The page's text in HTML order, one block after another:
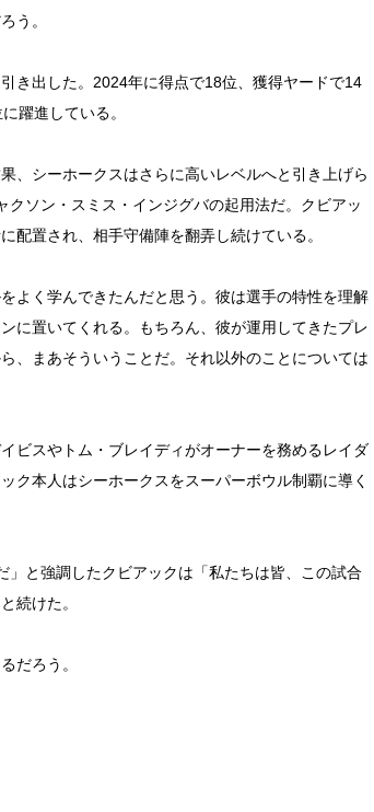
う。
き出した。2024年に得点で18位、獲得ヤードで14
躍進している。
、シーホークスはさらに高いレベルへと引き上げら
ソン・スミス・インジグバの起用法だ。クビアッ
配置され、相手守備陣を翻弄し続けている。
よく学んできたんだと思う。彼は選手の特性を理解
に置いてくれる。もちろん、彼が運用してきたプレ
、まあそういうことだ。それ以外のことについては
ビスやトム・ブレイディがオーナーを務めるレイダ
ク本人はシーホークスをスーパーボウル制覇に導く
と強調したクビアックは「私たちは皆、この試合
続けた。
だろう。